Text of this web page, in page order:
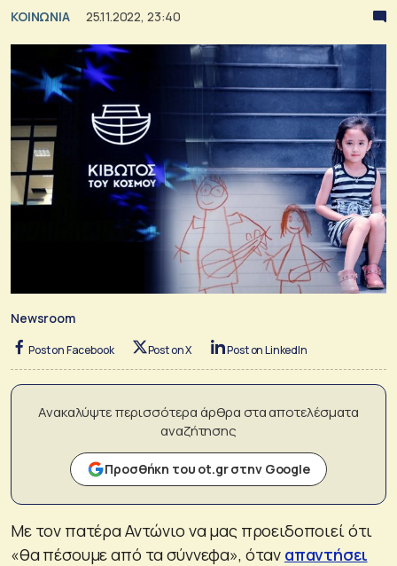
ΚΟΙΝΩΝΙΑ 25.11.2022, 23:40
Newsroom
Post on Facebook Post on X Post on LinkedIn
Ανακαλύψτε περισσότερα άρθρα στα αποτελέσματα
αναζήτησης
Προσθήκη του ot.gr στην Google
Με τον πατέρα Αντώνιο να μας προειδοποιεί ότι
«θα πέσουμε από τα σύννεφα», όταν απαντήσει